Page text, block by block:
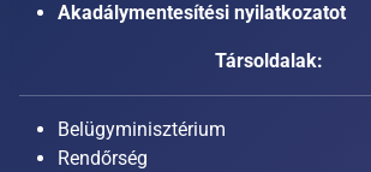
Akadálymentesítési nyilatkozatot
Társoldalak:
Belügyminisztérium
Rendőrség